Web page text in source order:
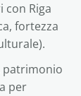
con Riga
fortezza
patrimonio
per